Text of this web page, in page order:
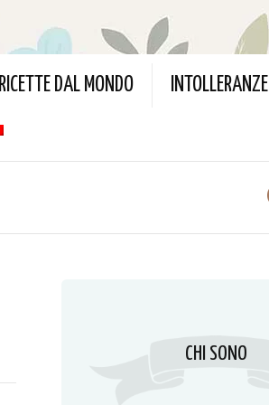
RICETTE DAL MONDO INTOLLERANZE
CHI SONO